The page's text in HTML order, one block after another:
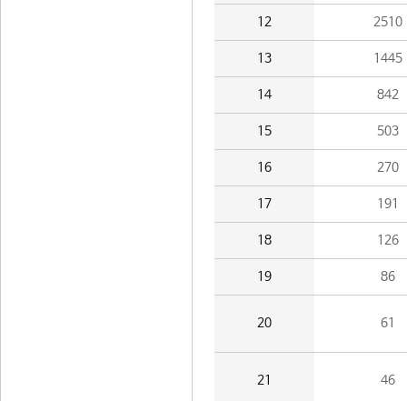
12 2510
13 1445
14 842
15 503
16 270
17 191
18 126
19 86
20 61
21 46